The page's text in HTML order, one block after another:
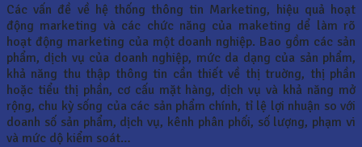
Các vấn đề về hệ thống thông tin Marketing, hiệu quả hoạt
động marketing và các chức năng của maketing dể làm rõ
hoạt động marketing của một doanh nghiệp. Bao gồm các sản
phẩm, dịch vụ của doanh nghiệp, mức da dạng của sản phẩm,
khả năng thu thập thông tin cần thiết về thị truờng, thị phần
hoặc tiểu thị phần, cơ cấu mặt hàng, dịch vụ và khả năng mở
rộng, chu kỳ sống của các sản phẩm chính, tỉ lệ lợi nhuận so với
doanh số sản phẩm, dịch vụ, kênh phân phối, số lượng, phạm vi
và mức dộ kiểm soát…